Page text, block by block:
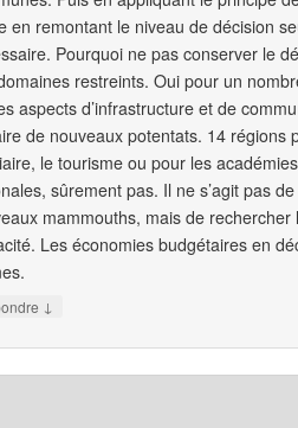
en remontant le niveau de décision
Pourquoi ne pas conserver le
restreints. Oui pour un
aspects d’infrastructure et de
de nouveaux potentats. 14 régions
le tourisme ou pour les
sûrement pas. Il ne s’agit pas
mammouths, mais de rechercher
Les économies budgétaires en
↓